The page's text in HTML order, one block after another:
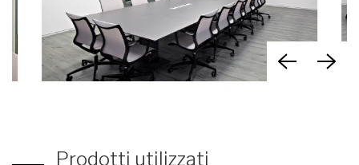
Prodotti utilizzati